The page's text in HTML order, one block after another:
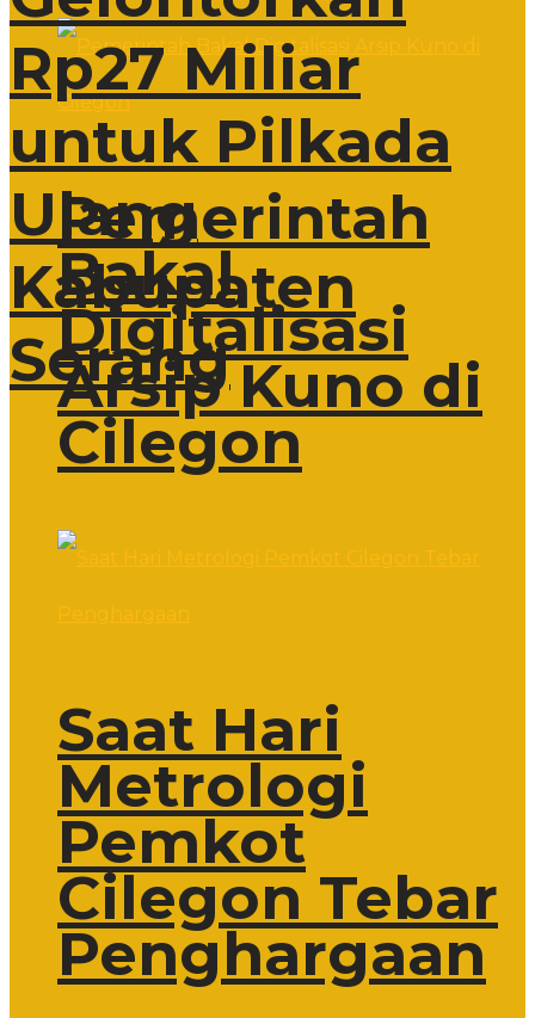
Pemerintah
Bakal
Digitalisasi
Arsip Kuno di
Cilegon
Saat Hari
Metrologi
Pemkot
Cilegon Tebar
Penghargaan
Rp27 Miliar
untuk Pilkada
Ulang
Kabupaten
Serang